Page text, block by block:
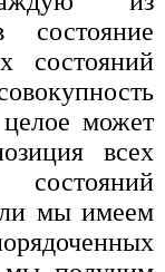
состояние
состояний
может
всех
мы имеем